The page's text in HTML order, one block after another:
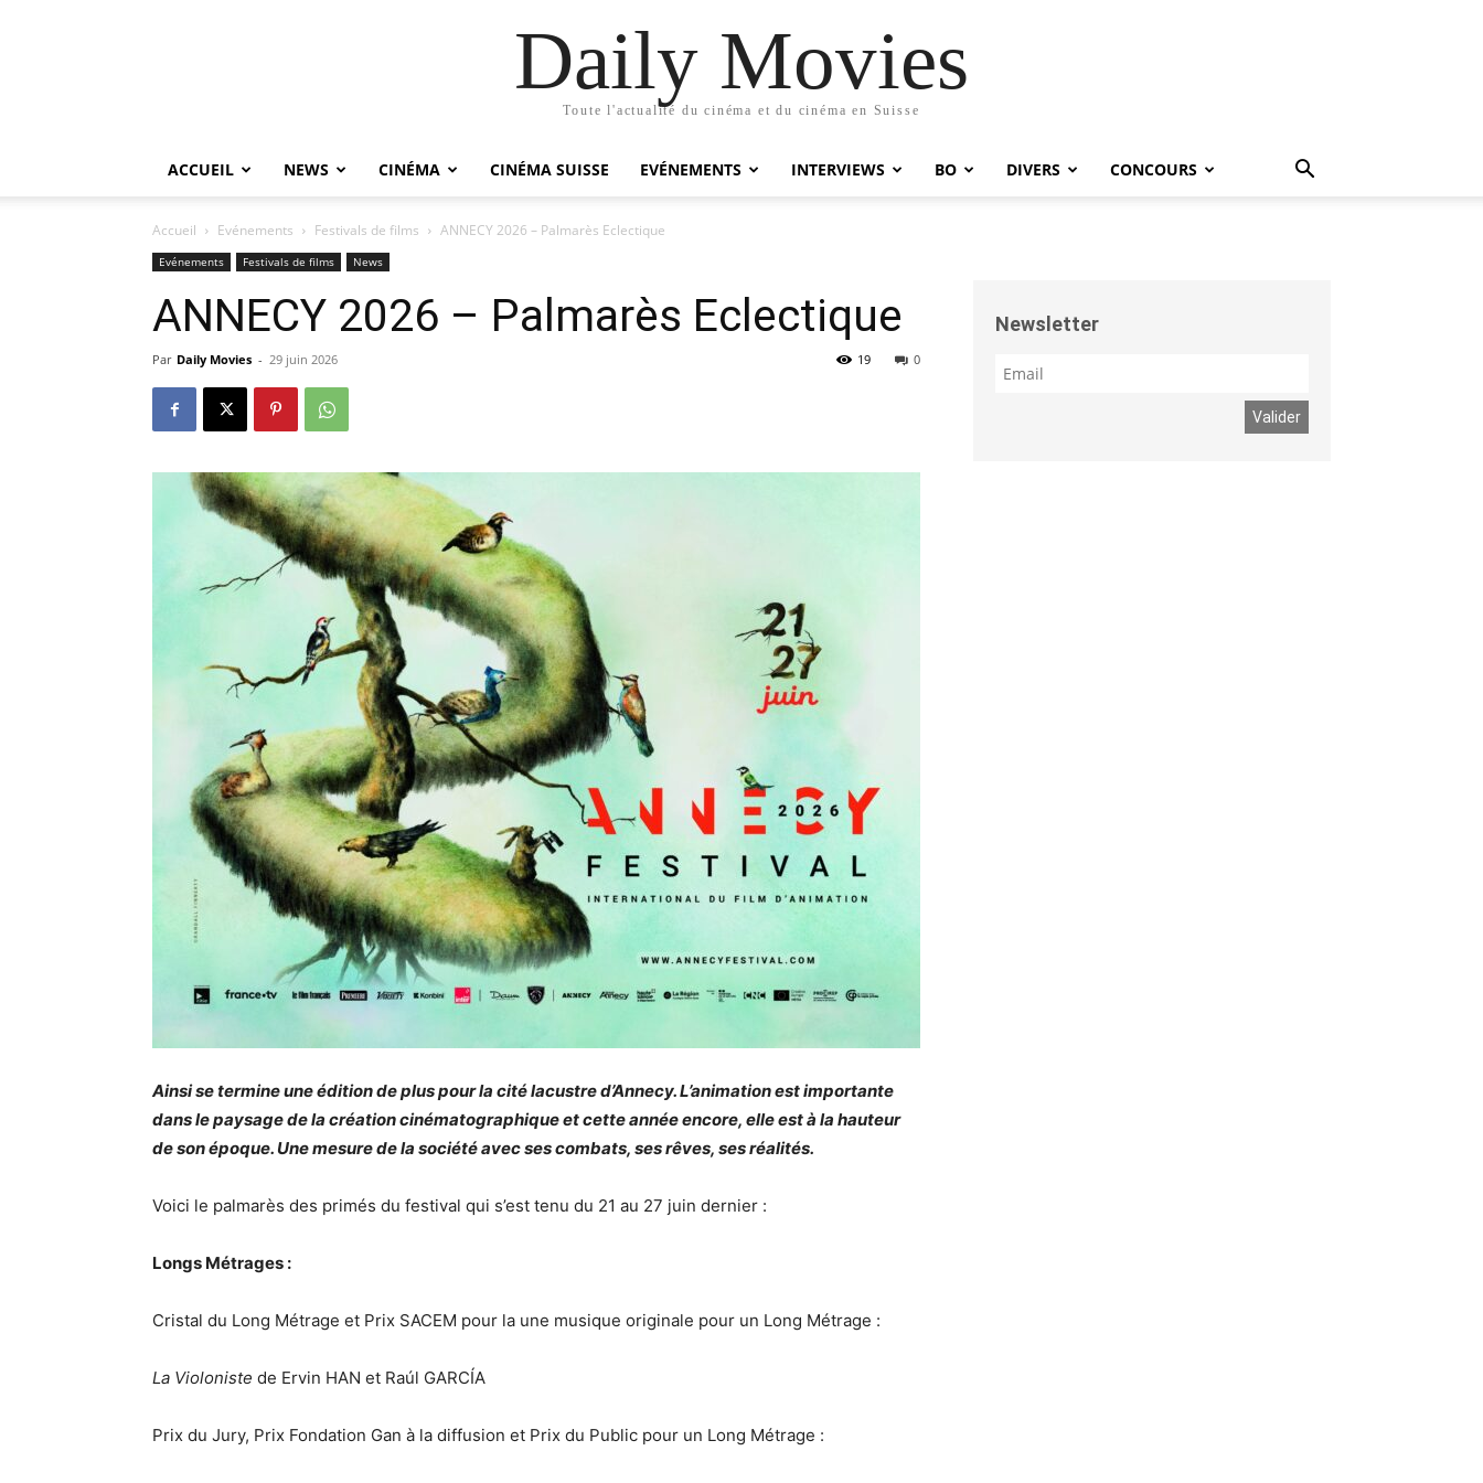
Daily Movies
Toute l'actualité du cinéma et du cinéma en Suisse
ACCUEIL NEWS CINÉMA CINÉMA SUISSE EVÉNEMENTS INTERVIEWS BO DIVERS CONCOURS
Accueil Evénements Festivals de films ANNECY 2026 – Palmarès Eclectique
Evénements Festivals de films News
ANNECY 2026 – Palmarès Eclectique
Par Daily Movies - 29 juin 2026 0
19
Ainsi se termine une édition de plus pour la cité lacustre d’Annecy. L’animation est importante
dans le paysage de la création cinématographique et cette année encore, elle est à la hauteur
de son époque. Une mesure de la société avec ses combats, ses rêves, ses réalités.
Voici le palmarès des primés du festival qui s’est tenu du 21 au 27 juin dernier :
Longs Métrages :
Cristal du Long Métrage et Prix SACEM pour la une musique originale pour un Long Métrage :
La Violoniste de Ervin HAN et Raúl GARCÍA
Prix du Jury, Prix Fondation Gan à la diffusion et Prix du Public pour un Long Métrage :
Newsletter